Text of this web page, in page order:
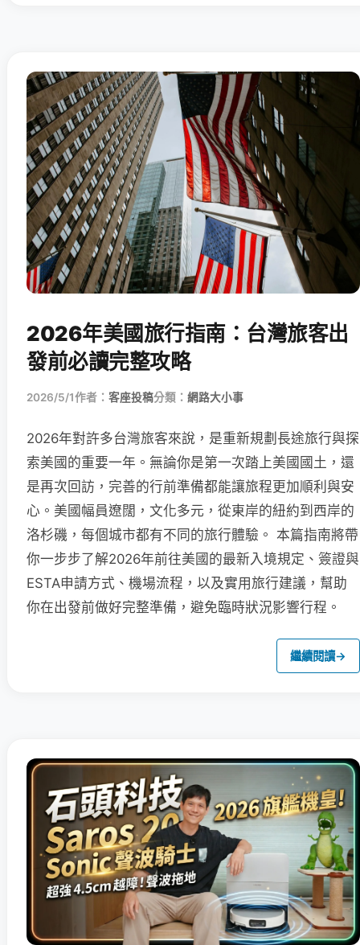
2026年美國旅行指南：台灣旅客出
發前必讀完整攻略
2026/5/1作者： 客座投稿分類： 網路大小事
2026年對許多台灣旅客來說，是重新規劃長途旅行與探
索美國的重要一年。無論你是第一次踏上美國國土，還
是再次回訪，完善的行前準備都能讓旅程更加順利與安
心。美國幅員遼闊，文化多元，從東岸的紐約到西岸的
洛杉磯，每個城市都有不同的旅行體驗。 本篇指南將帶
你一步步了解2026年前往美國的最新入境規定、簽證與
ESTA申請方式、機場流程，以及實用旅行建議，幫助
你在出發前做好完整準備，避免臨時狀況影響行程。
繼續閱讀→